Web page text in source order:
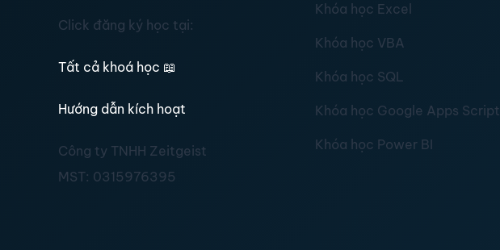
Click đăng ký học tại:
Tất cả khoá học 📖
Hướng dẫn kích hoạt
Công ty TNHH Zeitgeist
MST: 0315976395
Khóa học Excel
Khóa học VBA
Khóa học SQL
Khóa học Google Apps Script
Khóa học Power BI